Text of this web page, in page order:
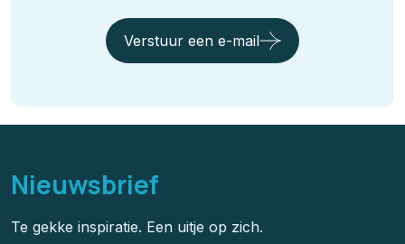
Verstuur een e-mail
Nieuwsbrief
Te gekke inspiratie. Een uitje op zich.